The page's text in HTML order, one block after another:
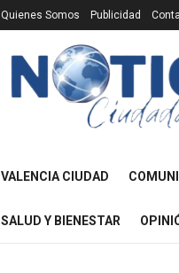
Quienes Somos Publicidad
VALENCIA CIUDAD
SALUD Y BIENESTAR